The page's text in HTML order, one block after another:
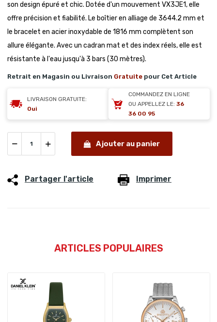
son design épuré et chic. Dotée d'un mouvement VX3JE1, elle
offre précision et fiabilité. Le boîtier en alliage de 3644.2 mm et
le bracelet en acier inoxydable de 1816 mm complètent son
allure élégante. Avec un cadran mat et des index réels, elle est
résistante à l'eau jusqu'à 3 bars (30 mètres).
Retrait en Magasin ou Livraison Gratuite pour Cet Article
LIVRAISON GRATUITE:
Oui
COMMANDEZ EN LIGNE
OU APPELLEZ LE: 36
36 00 95
Ajouter au panier
Partager l'article Imprimer
ARTICLES POPULAIRES